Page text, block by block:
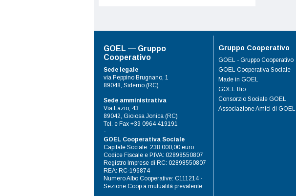
GOEL — Gruppo
Cooperativo
Sede legale
via Peppino Brugnano, 1
89048, Siderno (RC)
Sede amministrativa
Via Lazio, 43
89042, Gioiosa Jonica (RC)
Tel. e Fax +39 0964 419191
-
GOEL Cooperativa Sociale
Capitale Sociale: 238.000,00 euro
Codice Fiscale e P.IVA: 02898550807
Registro Imprese di RC: 02898550807
REA: RC-196874
Numero Albo Cooperative: C111214 -
Sezione Coop a mutualità prevalente
Gruppo Cooperativo
GOEL - Gruppo Cooperativo
GOEL Cooperativa Sociale
Made in GOEL
GOEL Bio
Consorzio Sociale GOEL
Associazione Amici di GOEL